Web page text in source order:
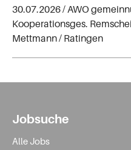
30.07.2026 / AWO
Kooperationsges.
Mettmann/ Ratingen
Jobsuche
Alle Jobs